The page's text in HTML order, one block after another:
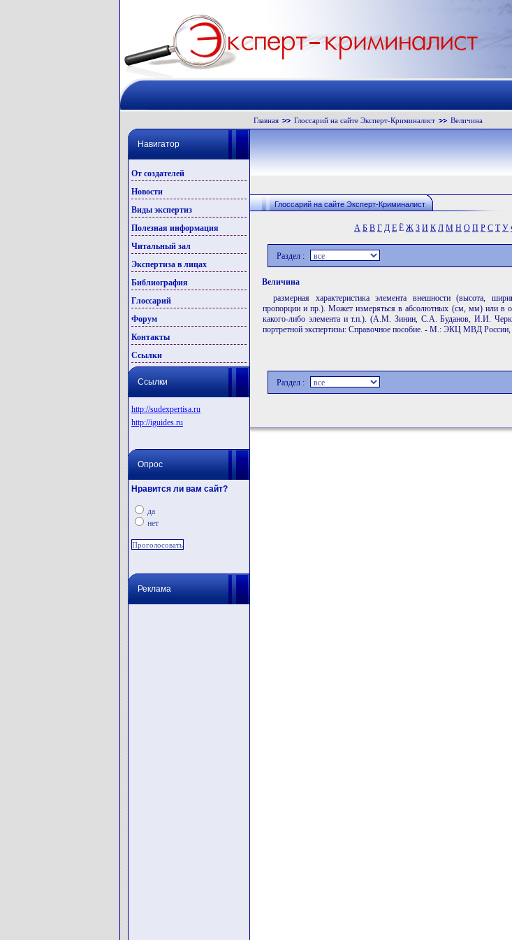
Главная Глоссарий на сайте Эксперт-Криминалист Величина
Навигатор
От создателей
Новости
Виды экспертиз
Полезная информация
Читальный зал
Экспертиза в лицах
Библиография
Глоссарий
Форум
Контакты
Ссылки
Ссылки
http://sudexpertisa.ru
http://iguides.ru
Опрос
Нравится ли вам сайт?
да
нет
Реклама
Глоссарий на сайте Эксперт-Криминалист
А Б В Г Д Е Ё Ж З И К Л М Н О П Р С Т У
Раздел :
Величина
размерная характеристика элемента внешности (высота,
пропорции и пр.). Может измеряться в абсолютных (см, мм) или в
какого-либо элемента и т.п.). (А.М. Зинин, С.А. Буданов, И.И.
портретной экспертизы: Справочное пособие. - М.: ЭКЦ МВД России,
Раздел :